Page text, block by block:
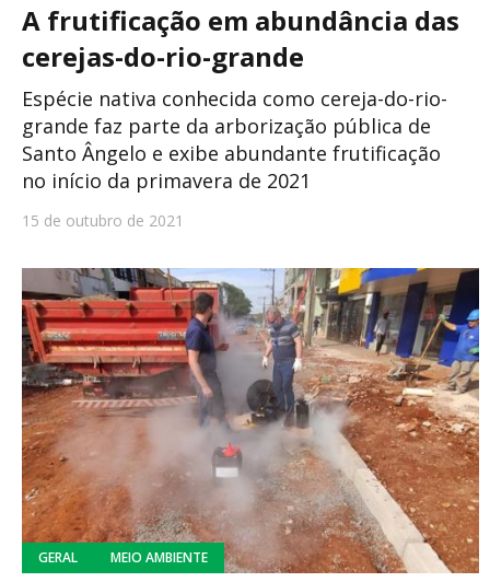
A frutificação em abundância das
cerejas-do-rio-grande
Espécie nativa conhecida como cereja-do-rio-
grande faz parte da arborização pública de
Santo Ângelo e exibe abundante frutificação
no início da primavera de 2021
15 de outubro de 2021
GERAL MEIO AMBIENTE